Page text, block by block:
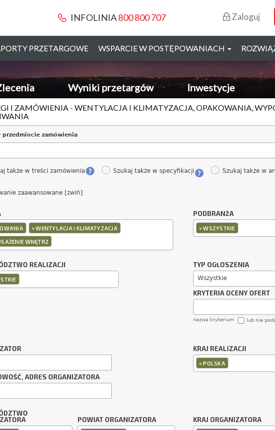
INFOLINIA800 800 707 Zaloguj
PRZETARGOWE WSPARCIE W POSTĘPOWANIACH
Wyniki przetargów Inwestycje
I ZAMÓWIENIA - WENTYLACJA I KLIMATYZACJA, OPAKOWANIA,
przedmiocie zamówienia
także w treści zamówienia Szukaj także w specyfikacji Szukaj także w
zaawansowane [zwiń]
×WENTYLACJA I KLIMATYZACJA
WNĘTRZ
PODBRANŻA
×WSZYSTKIE
REALIZACJI TYP OGŁOSZENIA
Wszystkie
KRYTERIA OCENY OFERT
nazwa kryterium lub nie
ADRES ORGANIZATORA
KRAJ REALIZACJI
×POLSKA
POWIAT ORGANIZATORA KRAJ ORGANIZATORA